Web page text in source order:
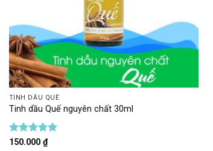
TINH DẦU QUẾ
Tinh dầu Quế nguyên chất 30ml
Được xếp
150.000 ₫